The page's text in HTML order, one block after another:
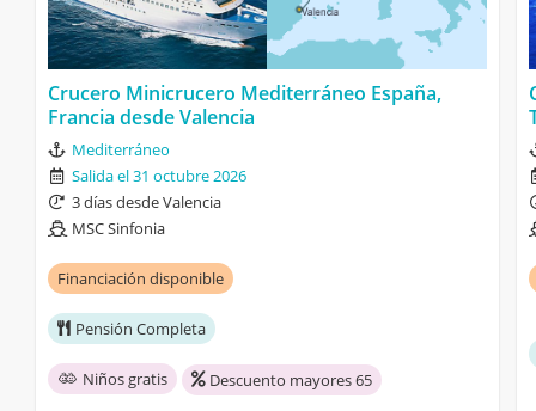
Crucero Minicrucero Mediterráneo España,
Francia desde Valencia
Mediterráneo
Salida el 31 octubre 2026
3 días desde Valencia
MSC Sinfonia
Financiación disponible
Pensión Completa
Niños gratis Descuento mayores 65